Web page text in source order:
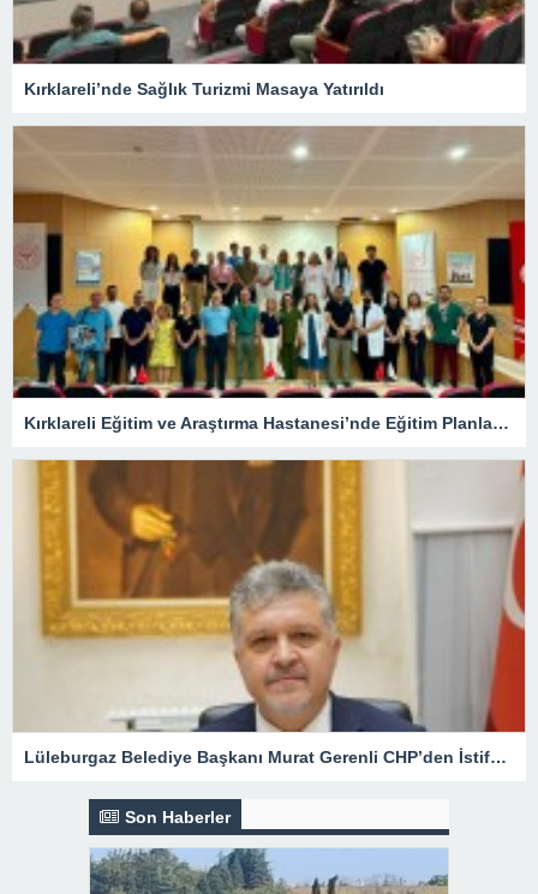
Kırklareli’nde Sağlık Turizmi Masaya Yatırıldı
Kırklareli Eğitim ve Araştırma Hastanesi’nde Eğitim Planlaması Masaya Yatırıldı
Lüleburgaz Belediye Başkanı Murat Gerenli CHP’den İstifa Etti
Son Haberler